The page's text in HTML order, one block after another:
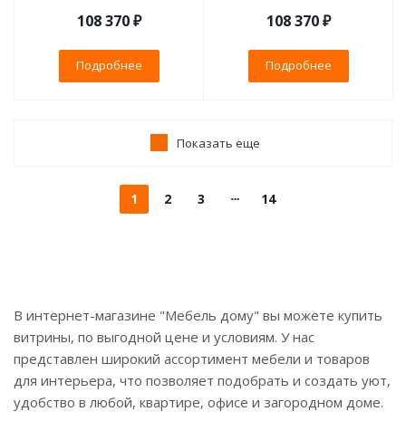
108 370 ₽
Подробнее
108 370 ₽
Подробнее
Показать еще
1 2 3 14
В интернет-магазине "Мебель дому" вы можете купить
витрины, по выгодной цене и условиям. У нас
представлен широкий ассортимент мебели и товаров
для интерьера, что позволяет подобрать и создать уют,
удобство в любой, квартире, офисе и загородном доме.